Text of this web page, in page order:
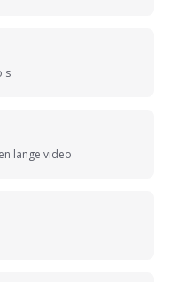
lange video